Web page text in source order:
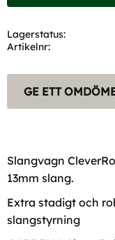
Lagerstatus
Artikelnr
GE ETT
Slangvagn
13mm slang.
Extra stadigt och
slangstyrning